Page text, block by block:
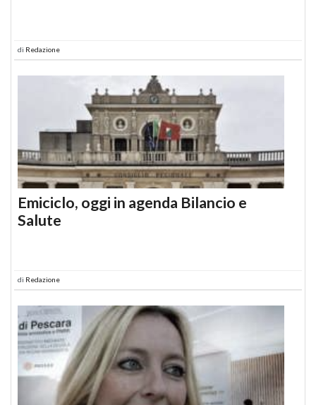
di Redazione
Emiciclo, oggi in agenda Bilancio e
Salute
di Redazione